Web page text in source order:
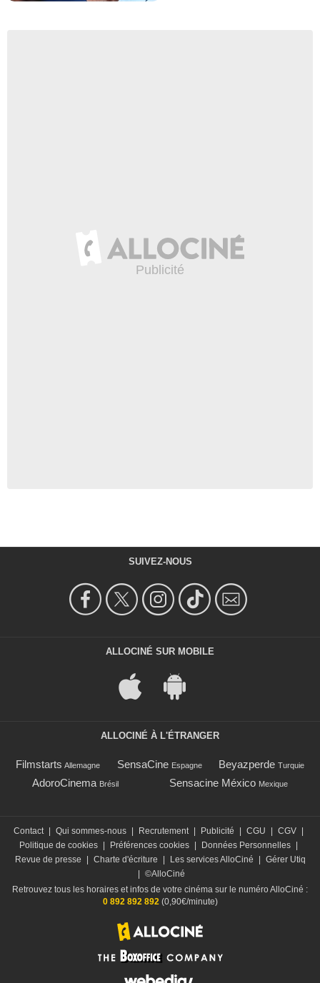
SUIVEZ-NOUS
ALLOCINÉ SUR MOBILE
ALLOCINÉ À L'ÉTRANGER
Filmstarts Allemagne SensaCine Espagne Beyazperde Turquie
AdoroCinema Brésil Sensacine México Mexique
Contact | Qui sommes-nous | Recrutement | Publicité | CGU | CGV |
Politique de cookies | Préférences cookies | Données Personnelles |
Revue de presse
| Charte d'écriture | Les services AlloCiné | Gérer Utiq
| ©AlloCiné
Retrouvez tous les horaires et infos de votre cinéma sur le numéro AlloCiné :
0 892 892 892 (0,90€/minute)